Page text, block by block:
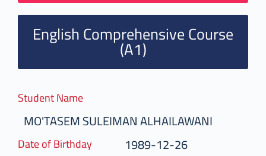
English Comprehensive Course
(A1)
Student Name
MO'TASEM SULEIMAN ALHAILAWANI
Date of Birthday 1989-12-26